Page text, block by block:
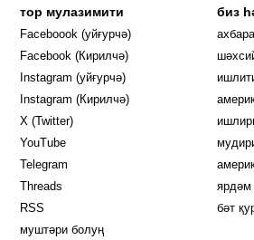
тор мулазимити
Faceboook (уйғурчә) Opens in new window
Facebook (Кирилчә) Opens in new window
Instagram (уйғурчә) Opens in new window
Instagram (Кирилчә) Opens in new window
X (Twitter)
YouTube
Telegram
Threads
RSS
муштәри болуң
биз
ярдәм
бәт